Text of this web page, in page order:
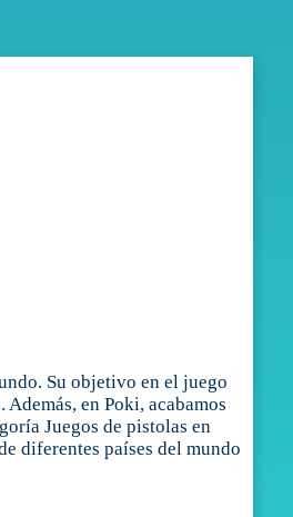
Su objetivo en el juego
en Poki, acabamos
Juegos de pistolas en
diferentes países del mundo